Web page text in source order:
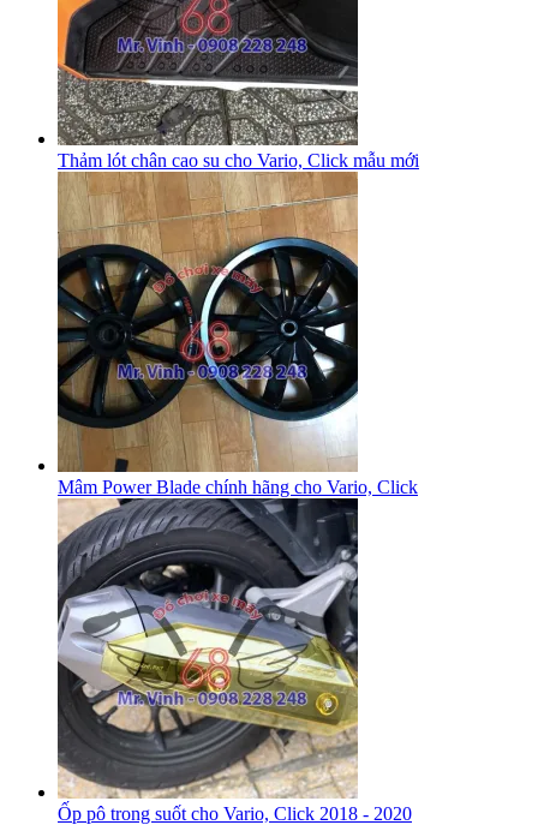
Thảm lót chân cao su cho Vario, Click mẫu mới
Mâm Power Blade chính hãng cho Vario, Click
Ốp pô trong suốt cho Vario, Click 2018 - 2020